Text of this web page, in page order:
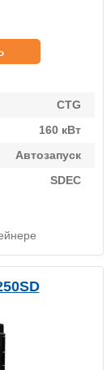
CTG
160 кВт
Автозапуск
SDEC